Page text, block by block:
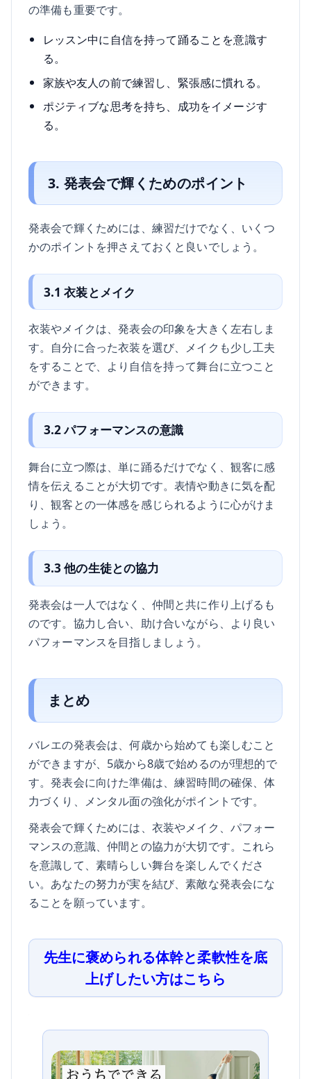
の準備も重要です。
レッスン中に自信を持って踊ることを意識す
る。
家族や友人の前で練習し、緊張感に慣れる。
ポジティブな思考を持ち、成功をイメージす
る。
3. 発表会で輝くためのポイント
発表会で輝くためには、練習だけでなく、いくつ
かのポイントを押さえておくと良いでしょう。
3.1 衣装とメイク
衣装やメイクは、発表会の印象を大きく左右しま
す。自分に合った衣装を選び、メイクも少し工夫
をすることで、より自信を持って舞台に立つこと
ができます。
3.2 パフォーマンスの意識
舞台に立つ際は、単に踊るだけでなく、観客に感
情を伝えることが大切です。表情や動きに気を配
り、観客との一体感を感じられるように心がけま
しょう。
3.3 他の生徒との協力
発表会は一人ではなく、仲間と共に作り上げるも
のです。協力し合い、助け合いながら、より良い
パフォーマンスを目指しましょう。
まとめ
バレエの発表会は、何歳から始めても楽しむこと
ができますが、5歳から8歳で始めるのが理想的で
す。発表会に向けた準備は、練習時間の確保、体
力づくり、メンタル面の強化がポイントです。
発表会で輝くためには、衣装やメイク、パフォー
マンスの意識、仲間との協力が大切です。これら
を意識して、素晴らしい舞台を楽しんでくださ
い。あなたの努力が実を結び、素敵な発表会にな
ることを願っています。
先生に褒められる体幹と柔軟性を底
上げしたい方はこちら